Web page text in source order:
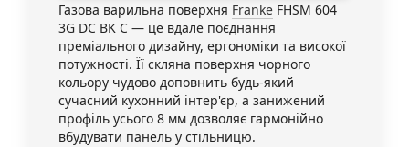
Газова варильна поверхня Franke FHSM 604
3G DC BK C — це вдале поєднання
преміального дизайну, ергономіки та високої
потужності. Її скляна поверхня чорного
кольору чудово доповнить будь-який
сучасний кухонний інтер'єр, а занижений
профіль усього 8 мм дозволяє гармонійно
вбудувати панель у стільницю.